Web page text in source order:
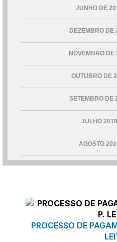
JUNHO DE
DEZEMBRO DE
NOVEMBRO DE
OUTUBRO DE
SETEMBRO DE
JULHO 2019
AGOSTO
PROCESSO DE